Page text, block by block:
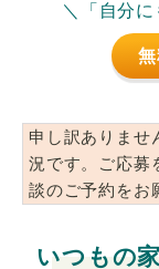
＼「自分
申し訳ありませ
況です。ご応募
談のご予約をお
いつもの